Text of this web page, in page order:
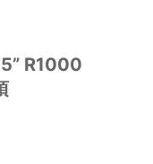
R1000